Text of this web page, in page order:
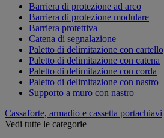
Barriera di protezione ad arco
Barriera di protezione modulare
Barriera protettiva
Catena di segnalazione
Paletto di delimitazione con cartello
Paletto di delimitazione con catena
Paletto di delimitazione con corda
Paletto di delimitazione con nastro
Supporto a muro con nastro
Cassaforte, armadio e cassetta portachiavi
Vedi tutte le categorie